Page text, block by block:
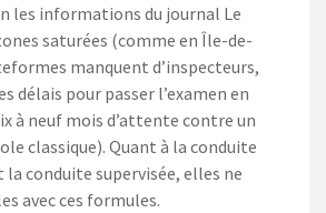
les informations du journal Le
saturées (comme en Île-de-
manquent d’inspecteurs,
délais pour passer l’examen en
à neuf mois d’attente contre un
classique). Quant à la conduite
la conduite supervisée, elles ne
avec ces formules.